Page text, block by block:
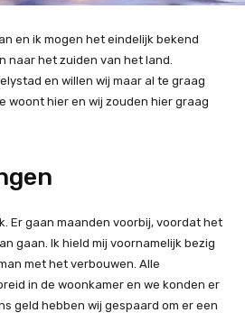
en ik mogen het eindelijk bekend
naar het zuiden van het land.
en willen wij maar al te graag
woont hier en wij zouden hier graag
Er gaan maanden voorbij, voordat het
gaan. Ik hield mij voornamelijk bezig
met het verbouwen. Alle
in de woonkamer en we konden er
geld hebben wij gespaard om er een